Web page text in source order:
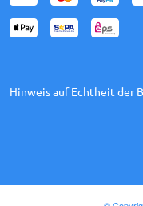
Hinweis auf Echtheit der